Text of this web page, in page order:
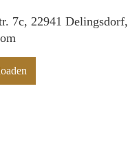
7c, 22941 Delingsdorf,